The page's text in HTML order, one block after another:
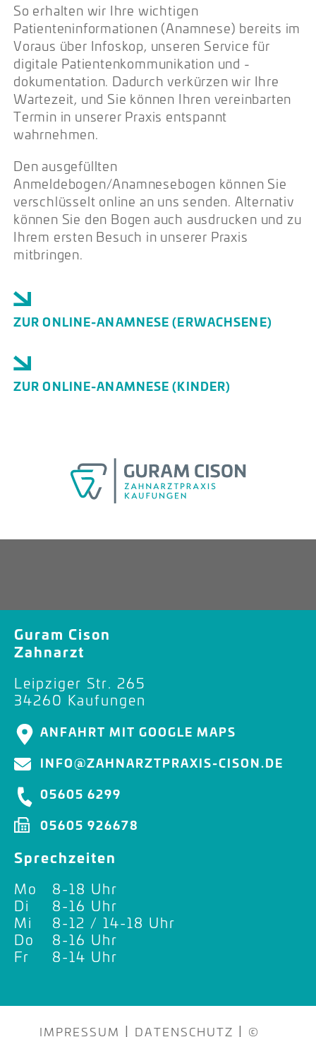
So erhalten wir Ihre wichtigen
Patienteninformationen (Anamnese) bereits im
Voraus über Infoskop, unseren Service für
digitale Patientenkommunikation und -
dokumentation. Dadurch verkürzen wir Ihre
Wartezeit, und Sie können Ihren vereinbarten
Termin in unserer Praxis entspannt
wahrnehmen.
Den ausgefüllten
Anmeldebogen/Anamnesebogen können Sie
verschlüsselt online an uns senden. Alternativ
können Sie den Bogen auch ausdrucken und zu
Ihrem ersten Besuch in unserer Praxis
mitbringen.
ZUR ONLINE-ANAMNESE (ERWACHSENE)
ZUR ONLINE-ANAMNESE (KINDER)
Guram Cison
Zahnarzt
Leipziger Str. 265
34260 Kaufungen
ANFAHRT MIT GOOGLE MAPS
INFO@ZAHNARZTPRAXIS-CISON.DE
05605 6299
05605 926678
Sprechzeiten
Mo 8-18 Uhr
Di
8-16 Uhr
Mi
8-12 / 14-18 Uhr
Do
8-16 Uhr
Fr
8-14 Uhr
IMPRESSUM | DATENSCHUTZ | ©